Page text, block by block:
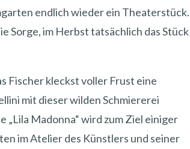
endlich wieder ein Theaterstück.
Sorge, im Herbst tatsächlich das Stück
Fischer kleckst voller Frust eine
mit dieser wilden Schmiererei
Madonna“ wird zum Ziel einiger
im Atelier des Künstlers und seiner